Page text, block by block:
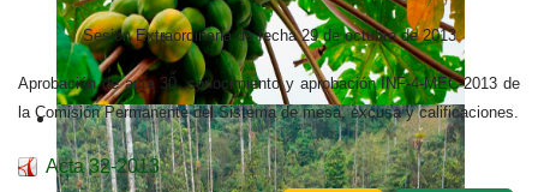
Sesión Extraordinaria de fecha 29 de octubre de 2013
Aprobación de acta 30. conocimiento y aprobación INF-4-MEC-2013 de
la Comisión Permanente del Sistema de mesa, excusa y calificaciones.
Acta 32-2013